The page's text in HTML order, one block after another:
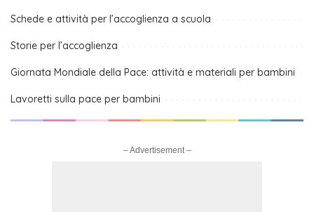
Schede e attività per l’accoglienza a scuola
Storie per l’accoglienza
Giornata Mondiale della Pace: attività e materiali per bambini
Lavoretti sulla pace per bambini
– Advertisement –